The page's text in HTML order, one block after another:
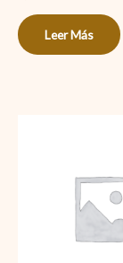
Leer Más